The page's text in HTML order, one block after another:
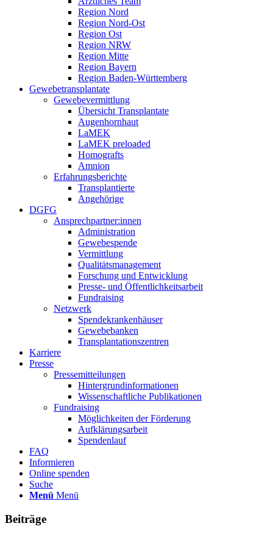
Region Nord
Region Nord-Ost
Region Ost
Region NRW
Region Mitte
Region Bayern
Region Baden-Württemberg
Gewebetransplantate
Gewebevermittlung
Übersicht Transplantate
Augenhornhaut
LaMEK
LaMEK preloaded
Homografts
Amnion
Erfahrungsberichte
Transplantierte
Angehörige
DGFG
Ansprechpartner:innen
Administration
Gewebespende
Vermittlung
Qualitätsmanagement
Forschung und Entwicklung
Presse- und Öffentlichkeitsarbeit
Fundraising
Netzwerk
Spendekrankenhäuser
Gewebebanken
Transplantationszentren
Karriere
Presse
Pressemitteilungen
Hintergrundinformationen
Wissenschaftliche Publikationen
Fundraising
Möglichkeiten der Förderung
Aufklärungsarbeit
Spendenlauf
FAQ
Informieren
Online spenden
Suche
Menü Menü
Beiträge